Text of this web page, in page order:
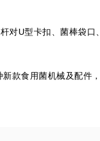
U型卡扣、菌棒袋口
食用菌机械及配件，